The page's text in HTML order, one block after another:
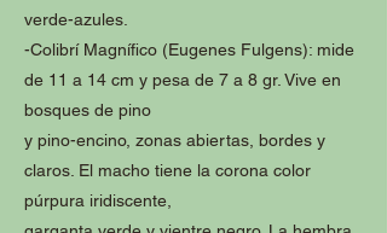
verde-azules.
-Colibrí Magnífico (Eugenes Fulgens): mide
de 11 a 14 cm y pesa de 7 a 8 gr. Vive en
bosques de pino
y pino-encino, zonas abiertas, bordes y
claros. El macho tiene la corona color
púrpura iridiscente,